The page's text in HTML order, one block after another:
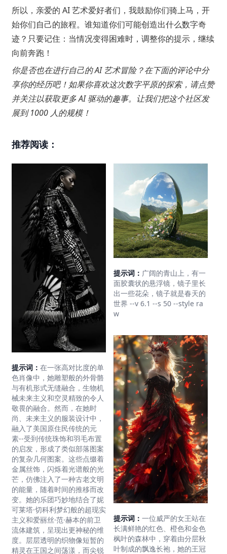
所以，亲爱的 AI 艺术爱好者们，我鼓励你们骑上马，开
始你们自己的旅程。谁知道你们可能创造出什么数字奇
迹？只要记住：当情况变得困难时，调整你的提示，继续
向前奔跑！
你是否也在进行自己的 AI 艺术冒险？在下面的评论中分
享你的经历吧！如果你喜欢这次数字平原的探索，请点赞
并关注以获取更多 AI 驱动的趣事。让我们把这个社区发
展到 1000 人的规模！
推荐阅读：
提示词： 在一张高对比度的单
色肖像中，她雕塑般的外骨骼
与有机形式无缝融合，生物机
械未来主义和空灵精致的令人
敬畏的融合。然而，在她时
尚、未来主义的服装设计中，
融入了美国原住民传统的元
素--受到传统珠饰和羽毛布置
的启发，形成了类似部落图案
的复杂几何图案。这些点缀着
金属丝饰，闪烁着光谱般的光
芒，仿佛注入了一种古老文明
的能量，随着时间的推移而改
变。她的乐团巧妙地结合了妮
可莱塔·切科利梦幻般的超现实
主义和爱丽丝·范·赫本的前卫
流体建筑，呈现出更神秘的维
度。层层透明的织物像短暂的
精灵在王国之间荡漾，而尖锐
提示词： 广阔的青山上，有一
面胶囊状的悬浮镜，镜子里长
出一些花朵，镜子就是春天的
世界 --v 6.1 --s 50 --style ra
w
提示词： 一位威严的女王站在
长满鲜艳的红色、橙色和金色
枫叶的森林中，穿着由分层秋
叶制成的飘逸长袍，她的王冠